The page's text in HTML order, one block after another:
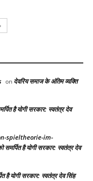
on देवरिय समाज के अंतिम व्यक्ति
है योगी सरकार: स्वतंत्र देव
spieltheorie-im-
समर्पित है योगी सरकार: स्वतंत्र देव
है योगी सरकार: स्वतंत्र देव सिंह